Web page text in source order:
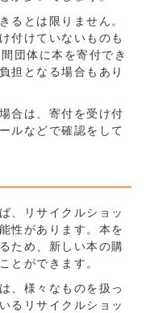
るとは限りません。
付けていないものも
団体に本を寄付でき
担となる場合もあり
合は、寄付を受け付
ルなどで確認をして
、リサイクルショッ
性があります。本を
ため、新しい本の購
とができます。
、様々なものを扱っ
るリサイクルショッ